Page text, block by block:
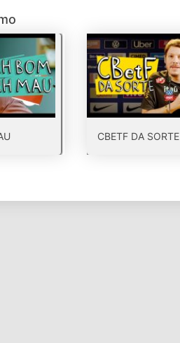
CBETF DA SORTE